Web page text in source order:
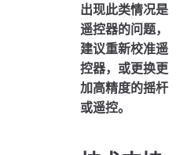
出现此类情况是
遥控器的问题，
建议重新校准遥
控器，或更换更
加高精度的摇杆
或遥控。